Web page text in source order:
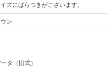
ズにばらつきがございます。
ン
タ（旧式）